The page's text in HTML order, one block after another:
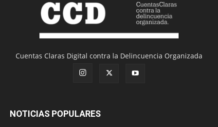
Cuentas Claras Digital contra la Delincuencia Organizada
NOTICIAS POPULARES